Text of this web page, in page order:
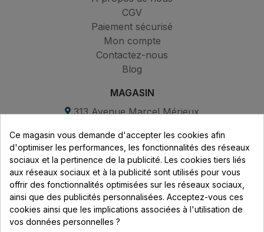
CGV
Paiement sécurisé
Mon compte
Contactez-nous
Blog
MAGASIN
313 Avenue Marcel Mérieux
69530 Brignais
Lundi au vendredi :
8h - 16h
uniquement sur Rendez-vous
CONTACT
Ce magasin vous demande d'accepter les cookies afin
d'optimiser les performances, les fonctionnalités des réseaux
sociaux et la pertinence de la publicité. Les cookies tiers liés
aux réseaux sociaux et à la publicité sont utilisés pour vous
offrir des fonctionnalités optimisées sur les réseaux sociaux,
ainsi que des publicités personnalisées. Acceptez-vous ces
cookies ainsi que les implications associées à l'utilisation de
vos données personnelles ?